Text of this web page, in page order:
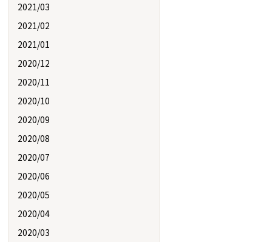
2021/03
2021/02
2021/01
2020/12
2020/11
2020/10
2020/09
2020/08
2020/07
2020/06
2020/05
2020/04
2020/03